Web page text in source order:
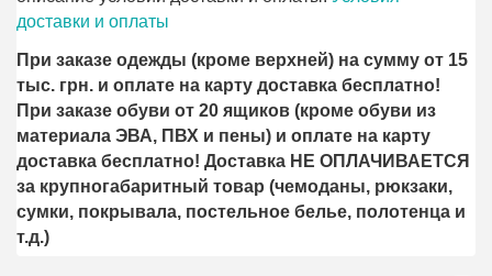
доставки и оплаты
При заказе одежды (кроме верхней) на сумму от 15
тыс. грн. и оплате на карту доставка бесплатно!
При заказе обуви от 20 ящиков (кроме обуви из
материала ЭВА, ПВХ и пены) и оплате на карту
доставка бесплатно! Доставка НЕ ОПЛАЧИВАЕТСЯ
за крупногабаритный товар (чемоданы, рюкзаки,
сумки, покрывала, постельное белье, полотенца и
т.д.)